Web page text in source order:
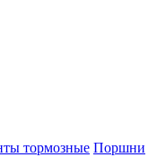
тормозные Поршни